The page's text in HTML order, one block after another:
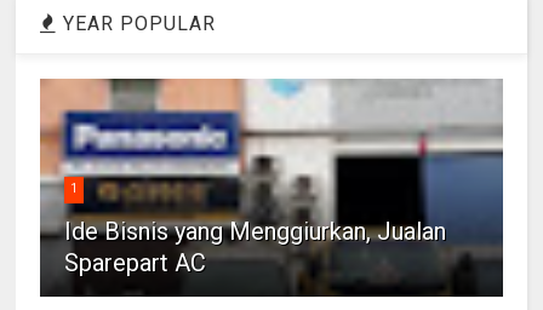
YEAR POPULAR
1
Ide Bisnis yang Menggiurkan, Jualan
Sparepart AC